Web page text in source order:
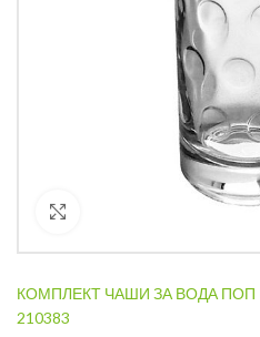
Кликнете за уголемяване
КОМПЛЕКТ ЧАШИ ЗА ВОДА ПОП
210383